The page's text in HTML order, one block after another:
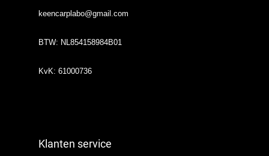
keencarplabo@gmail.com
BTW: NL854158984B01
KvK: 61000736
Klanten service